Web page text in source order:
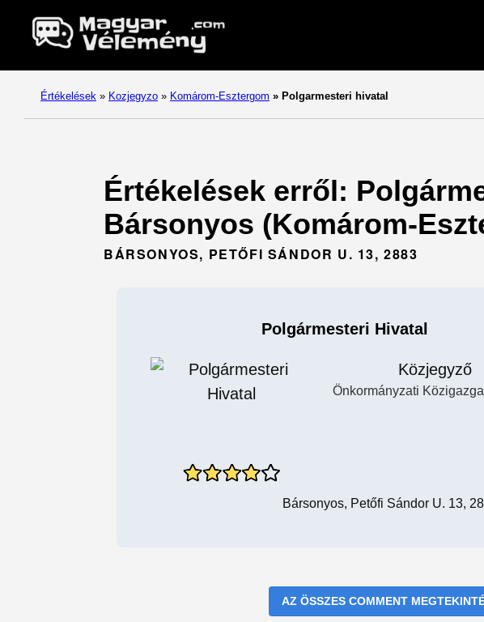
Értékelések » Kozjegyzo » Komárom-Esztergom » Polgarmesteri hivatal
Értékelések erről:
Bársonyos (Komárom-
BÁRSONYOS, PETŐFI SÁNDOR U. 13, 2883
Polgármesteri Hivatal
Közjegyző
Önkormányzati
Bársonyos, Petőfi Sándor U. 13,
AZ ÖSSZES COMMENT